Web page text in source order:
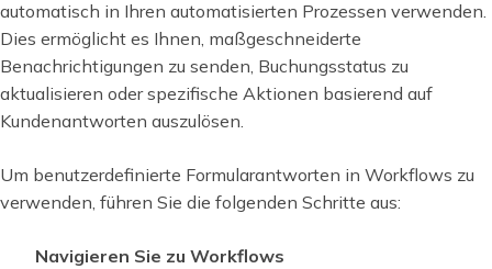
automatisch in Ihren automatisierten Prozessen verwenden.
Dies ermöglicht es Ihnen, maßgeschneiderte
Benachrichtigungen zu senden, Buchungsstatus zu
aktualisieren oder spezifische Aktionen basierend auf
Kundenantworten auszulösen.
Um benutzerdefinierte Formularantworten in Workflows zu
verwenden, führen Sie die folgenden Schritte aus:
Navigieren Sie zu Workflows